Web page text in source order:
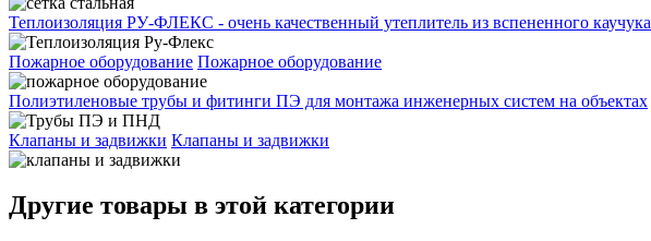
Теплоизоляция РУ-ФЛЕКС - очень качественный утеплитель из вспененного каучука
Пожарное оборудование Пожарное оборудование
Полиэтиленовые трубы и фитинги ПЭ для монтажа инженерных систем на объектах
Клапаны и задвижки Клапаны и задвижки
Другие товары в этой категории